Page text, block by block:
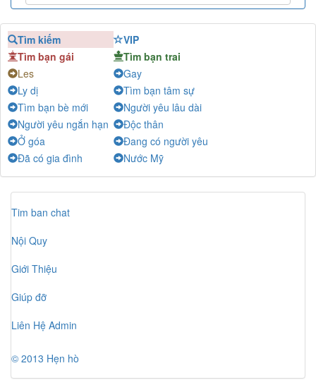
Tìm kiếm
VIP
Tìm bạn gái
Tìm bạn trai
Les
Gay
Ly dị
Tìm bạn tâm sự
Tìm bạn bè mới
Người yêu lâu dài
Người yêu ngắn hạn
Độc thân
Ở góa
Đang có người yêu
Đã có gia đình
Nước Mỹ
Tim ban chat
Nội Quy
Giới Thiệu
Giúp đỡ
Liên Hệ Admin
© 2013 Hẹn hò